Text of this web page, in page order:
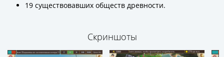
19 существовавших обществ древности.
Скриншоты